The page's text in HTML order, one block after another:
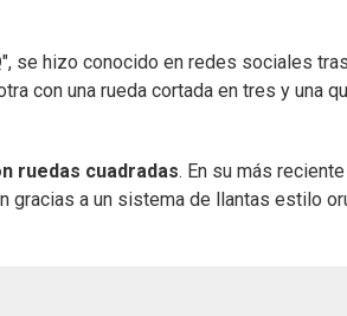
", se hizo conocido en redes sociales
con una rueda cortada en tres y una
ruedas cuadradas. En su más reciente
gracias a un sistema de llantas estilo